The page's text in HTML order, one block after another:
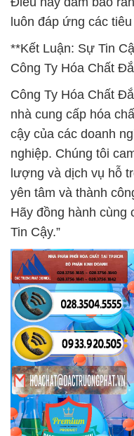
luôn đáp ứng các
**Kết Luận: Sự Tin
Công Ty Hóa Chất
Công Ty Hóa Chất
nhà cung cấp hóa
cậy của các doanh
nghiệp. Chúng tôi
lượng và dịch vụ hỗ
yên tâm và thành
Hãy đồng hành
Tin Cậy.”